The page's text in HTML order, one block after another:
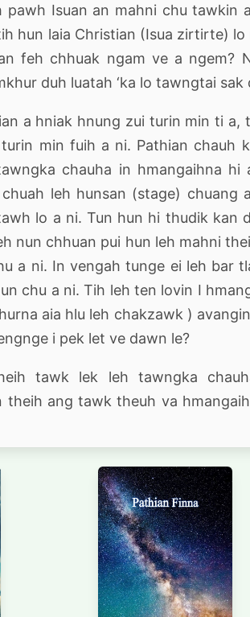
pawh Isuan an mahni chu tawkin
hun laia Christian (Isua zirtirte)
feh chhuak ngam ve a ngem?
duh luatah ‘ka lo tawngtai sak
a hniak hnung zui turin min ti a,
min fuih a ni. Pathian chauh
chauha in hmangaihna
leh hunsan (stage) chuang
lo a ni. Tun hun hi thudik kan
nun chhuan pui hun leh mahni
a ni. In vengah tunge ei leh bar
chu a ni. Tih leh ten lovin I
aia hlu leh chakzawk )
i pek let ve dawn le?
tawk lek leh tawngka
theih ang tawk theuh va